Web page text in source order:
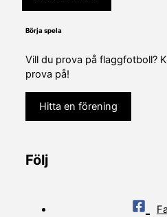
Börja spela
Vill du prova på flaggfotboll?
prova på!
Hitta en förening
Följ